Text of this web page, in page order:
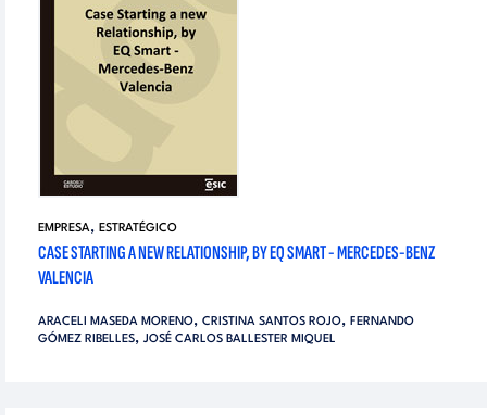
EMPRESA, ESTRATÉGICO
CASE STARTING A NEW RELATIONSHIP, BY EQ SMART - MERCEDES-BENZ
VALENCIA
ARACELI MASEDA MORENO, CRISTINA SANTOS ROJO, FERNANDO
GÓMEZ RIBELLES, JOSÉ CARLOS BALLESTER MIQUEL